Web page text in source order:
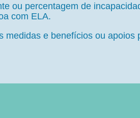
ou percentagem de
com ELA.
medidas e benefícios ou apoios